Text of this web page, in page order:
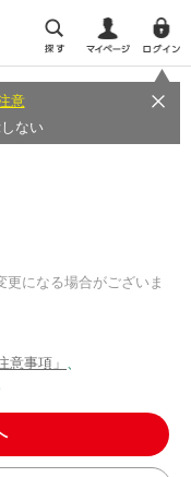
意
ない
になる場合がございま
意事項」 、